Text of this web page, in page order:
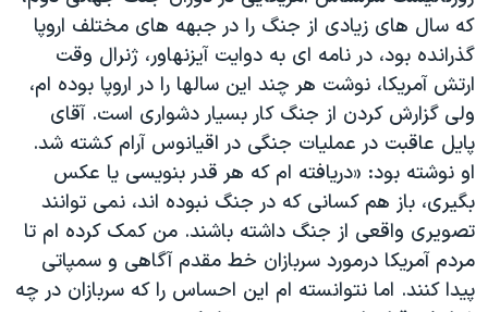
که سال های زیادی از جنگ را در جبهه های مختلف اروپا
گذرانده بود، در نامه ای به دوایت آیزنهاور، ژنرال وقت
ارتش آمریکا، نوشت هر چند این سالها را در اروپا بوده ام،
ولی گزارش کردن از جنگ کار بسیار دشواری است. آقای
پایل عاقبت در عملیات جنگی در اقیانوس آرام کشته شد.
او نوشته بود: «دریافته ام که هر قدر بنویسی یا عکس
بگیری، باز هم کسانی که در جنگ نبوده اند، نمی توانند
تصویری واقعی از جنگ داشته باشند. من کمک کرده ام تا
مردم آمریکا درمورد سربازان خط مقدم آگاهی و سمپاتی
پیدا کنند. اما نتوانسته ام این احساس را که سربازان در چه